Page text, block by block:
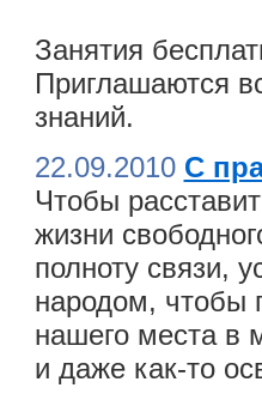
Занятия
Приглашаются
знаний.
22.09.2010 С
Чтобы
жизни
полноту связи,
народом, чтобы
нашего места в
и даже как-то